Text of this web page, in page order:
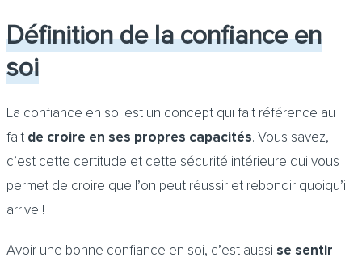
Définition de la confiance en
soi
La confiance en soi est un concept qui fait référence au
fait de croire en ses propres capacités. Vous savez,
c’est cette certitude et cette sécurité intérieure qui vous
permet de croire que l’on peut réussir et rebondir quoiqu’il
arrive !
Avoir une bonne confiance en soi, c’est aussi se sentir